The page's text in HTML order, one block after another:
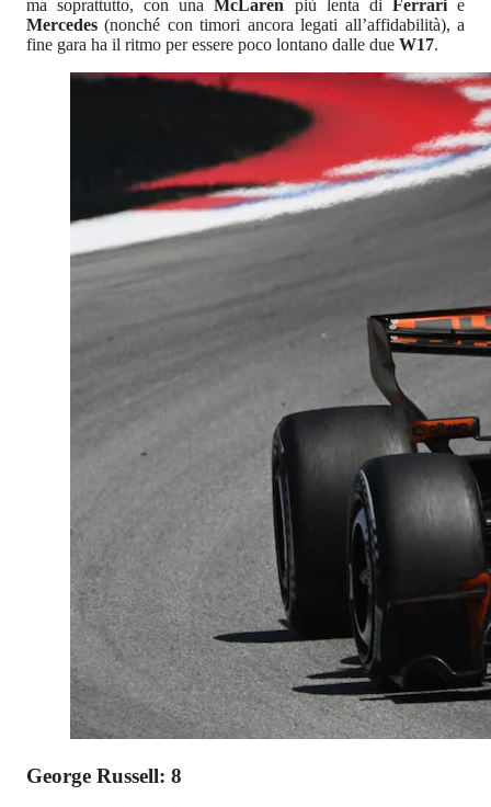
ma soprattutto, con una McLaren più lenta di Ferrarie
Mercedes(nonché con timori ancora legati all’affidabilità), a
fine gara ha il ritmo per essere poco lontano dalle due W17.
George Russell: 8